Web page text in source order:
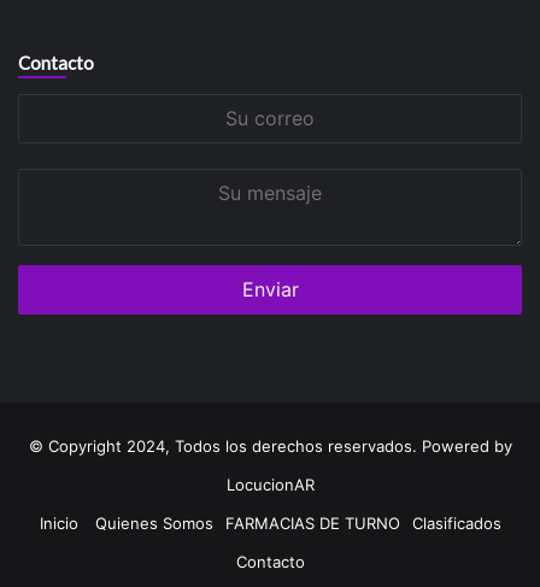
Contacto
© Copyright 2024, Todos los derechos reservados. Powered by
LocucionAR
Inicio
Quienes Somos FARMACIAS DE TURNO
Clasificados
Contacto